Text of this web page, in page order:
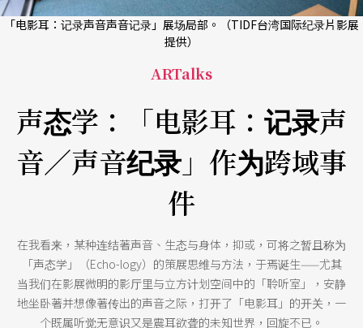
「电影耳：记录声音声音记录」展场局部。（TIDF台湾国际纪录片影展
提供）
ARTalks
声态学：「电影耳：记录声
音／声音纪录」作为跨域事
件
在我看来，某种连结著声音、生态与身体，抑或，可将之暂且称为
「声态学」（Echo-logy）的策展思维与方法，于焉诞生——尤其
当我们在影展微明的影厅里与立方计划空间中的「聆听室」，安静
地坐卧著并想像著传出的声音之际，打开了「电影耳」的开关，一
个既属听觉无意识又是震耳欲聋的未知世界，回旋不已。